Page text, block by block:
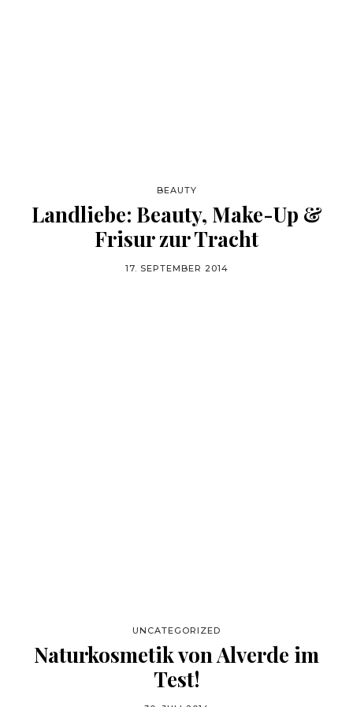
BEAUTY
Landliebe: Beauty, Make-Up &
Frisur zur Tracht
17. SEPTEMBER 2014
UNCATEGORIZED
Naturkosmetik von Alverde im
Test!